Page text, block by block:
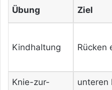
Übung Ziel
Kindhaltung Rücken
Knie-zur-
unteren